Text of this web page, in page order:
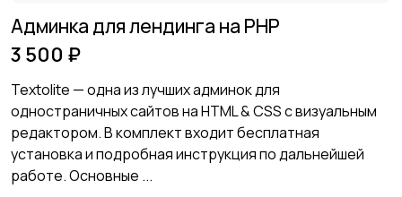
Админка для лендинга на PHP
3 500 ₽
Textolite — одна из лучших админок для
одностраничных сайтов на HTML & CSS с визуальным
редактором. В комплект входит бесплатная
установка и подробная инструкция по дальнейшей
работе. Основные ...